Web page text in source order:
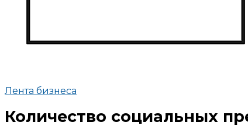
Лента бизнеса
Количество социальных